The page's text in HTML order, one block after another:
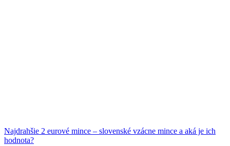
Najdrahšie 2 eurové mince – slovenské vzácne mince a aká je ich
hodnota?